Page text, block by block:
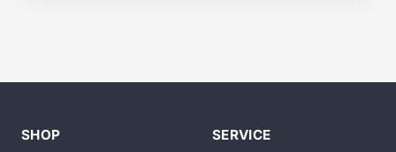
SHOP SERVICE